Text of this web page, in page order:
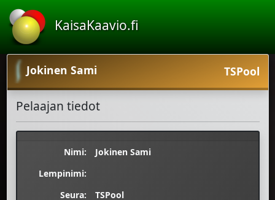
KaisaKaavio.fi
Jokinen Sami TSPool
Pelaajan tiedot
Nimi:
Jokinen Sami
Lempinimi:
Seura:
TSPool